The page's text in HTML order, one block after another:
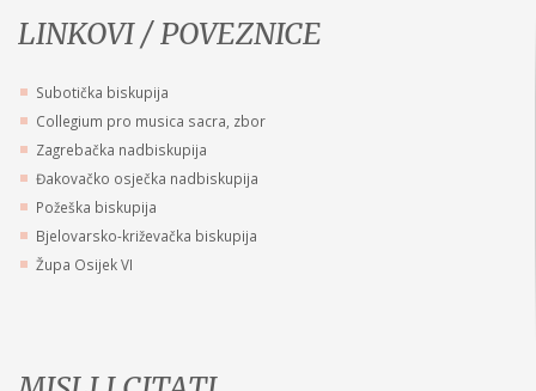
LINKOVI / POVEZNICE
Subotička biskupija
Collegium pro musica sacra, zbor
Zagrebačka nadbiskupija
Đakovačko osječka nadbiskupija
Požeška biskupija
Bjelovarsko-križevačka biskupija
Župa Osijek VI